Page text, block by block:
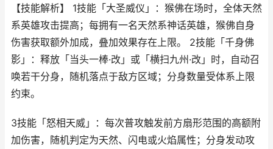
【技能解析】 1技能「大圣威仪」：猴佛在场时，全体天然
系英雄攻击提高；每拥有一名天然系神话英雄，猴佛自身
伤害获取额外加成，叠加效果存在上限。 2技能「千身佛
影」：释放「当头一棒·改」或「横扫九州·改」时，自动召
唤若干分身，随机落点于敌方区域；分身数量受体系上限
约束。
3技能「怒相天威」：每次普攻触发前方扇形范围的高额附
加伤害，随机判定为天然、闪电或火焰属性；分身发动攻